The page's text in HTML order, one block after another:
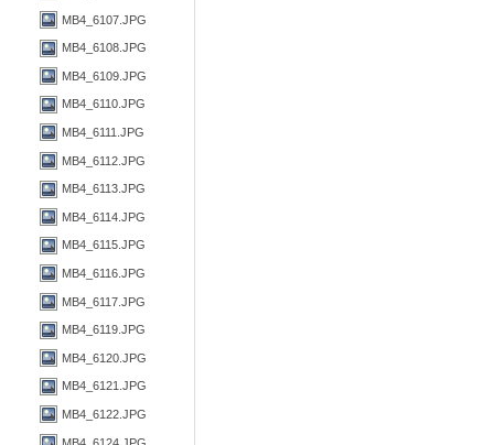
MB4_6107.JPG
MB4_6108.JPG
MB4_6109.JPG
MB4_6110.JPG
MB4_6111.JPG
MB4_6112.JPG
MB4_6113.JPG
MB4_6114.JPG
MB4_6115.JPG
MB4_6116.JPG
MB4_6117.JPG
MB4_6119.JPG
MB4_6120.JPG
MB4_6121.JPG
MB4_6122.JPG